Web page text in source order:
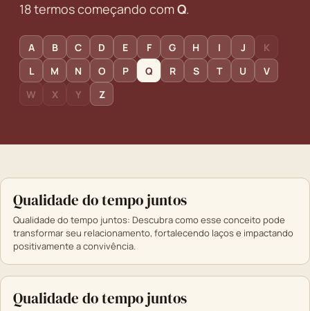
18 termos começando comQ.
A B C D E F G H I J
K
L
M N O P Q R S T U
V
W
X Y Z
Qualidade do tempo juntos
Qualidade do tempo juntos: Descubra como esse conceito pode
transformar seu relacionamento, fortalecendo laços e impactando
positivamente a convivência.
Qualidade do tempo juntos